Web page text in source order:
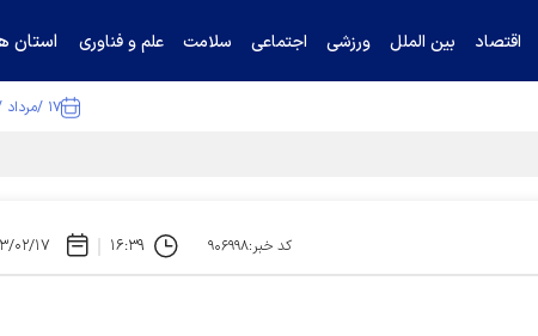
اقتصاد بین الملل ورزشی اجتماعی سلامت علم و فناوری استان
۱۷ /مرداد /۱۴۰۵
کد خبر:۹۰۶۹۹۸ ۱۶:۳۹ ۱۴۰۳/